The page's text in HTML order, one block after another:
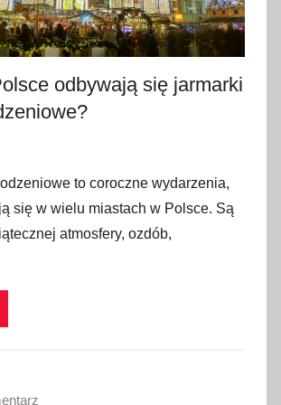
odbywają się jarmarki
to coroczne wydarzenia,
się w wielu miastach w Polsce. Są
atmosfery, ozdób,